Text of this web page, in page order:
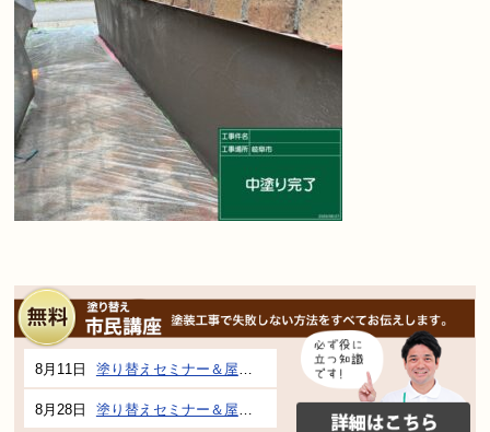
8月11日 塗り替えセミナー＆屋根、外壁の塗り替え市民講座 inぎふメディアコスモス
8月28日 塗り替えセミナー＆屋根、外壁の塗り替え市民講座 inぎふメディアコスモス